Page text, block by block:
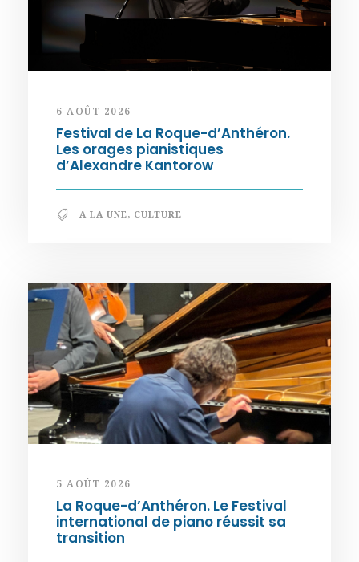
6 AOÛT 2026
Festival de La Roque-d’Anthéron.
Les orages pianistiques
d’Alexandre Kantorow
A LA UNE, CULTURE
5 AOÛT 2026
La Roque-d’Anthéron. Le Festival
international de piano réussit sa
transition